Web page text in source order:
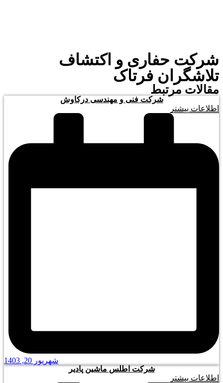
شرکت حفاری و اکتشاف
تلاشگران فرتاک
مقالات مرتبط
شرکت فنی و مهندسی درکاوش
اطلاعات بیشتر
شهریور 20, 1403
شرکت اطلس ماشین پادیر
اطلاعات بیشتر